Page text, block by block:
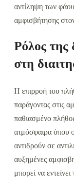
αντίληψη των
αμφισβήτησης
Ρόλος της
στη
Η επιρροή του
παράγοντας στις
παθιασμένο
ατμόσφαιρα όπου
αντιδρούν σε
αυξημένες
μπορεί να